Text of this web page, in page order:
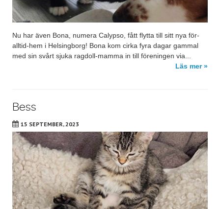
Nu har även Bona, numera Calypso, fått flytta till sitt nya för-
alltid-hem i Helsingborg! Bona kom cirka fyra dagar gammal
med sin svårt sjuka ragdoll-mamma in till föreningen via...
Läs mer »
Bess
15 SEPTEMBER, 2023